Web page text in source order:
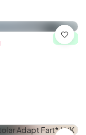
I lager
Spara